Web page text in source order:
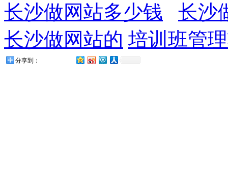
长沙做网站多少钱
长沙
长沙做网站的 培训班管
分享到：